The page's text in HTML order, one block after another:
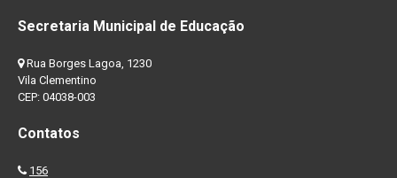
Secretaria Municipal de Educação
Rua Borges Lagoa, 1230
Vila Clementino
CEP: 04038-003
Contatos
156